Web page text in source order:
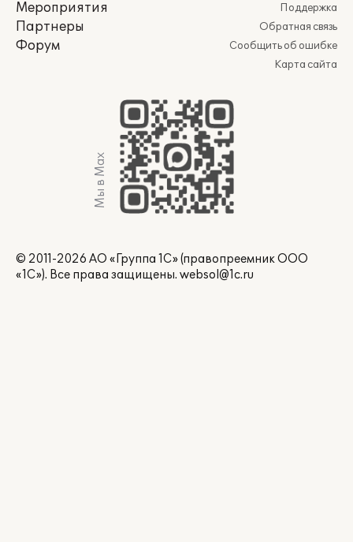
Мероприятия
Партнеры
Форум
Поддержка
Обратная связь
Сообщить об ошибке
Карта сайта
Мы в Max
© 2011-2026 АО «Группа 1С» (правопреемник ООО
«1С»). Все права защищены. websol@1c.ru